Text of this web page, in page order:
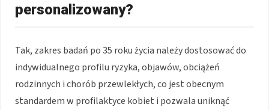
personalizowany?
Tak, zakres badań po 35 roku życia należy dostosować do
indywidualnego profilu ryzyka, objawów, obciążeń
rodzinnych i chorób przewlekłych, co jest obecnym
standardem w profilaktyce kobiet i pozwala uniknąć